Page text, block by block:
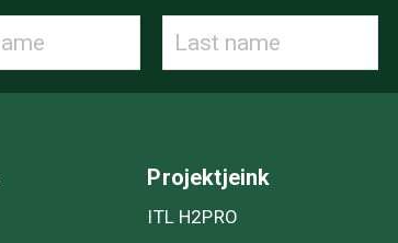
Projektjeink
ITL H2PRO